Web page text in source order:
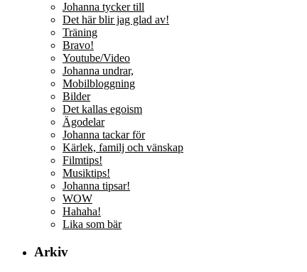
Johanna tycker till
Det här blir jag glad av!
Träning
Bravo!
Youtube/Video
Johanna undrar,
Mobilbloggning
Bilder
Det kallas egoism
Ägodelar
Johanna tackar för
Kärlek, familj och vänskap
Filmtips!
Musiktips!
Johanna tipsar!
WOW
Hahaha!
Lika som bär
Arkiv